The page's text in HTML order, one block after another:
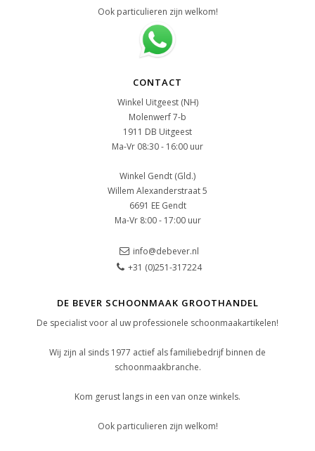
Ook particulieren zijn welkom!
CONTACT
Winkel Uitgeest (NH)
Molenwerf 7-b
1911 DB Uitgeest
Ma-Vr 08:30 - 16:00 uur
Winkel Gendt (Gld.)
Willem Alexanderstraat 5
6691 EE Gendt
Ma-Vr 8:00 - 17:00 uur
info@debever.nl
+31 (0)251-317224
DE BEVER SCHOONMAAK GROOTHANDEL
De specialist voor al uw professionele schoonmaakartikelen!
Wij zijn al sinds 1977 actief als familiebedrijf binnen de
schoonmaakbranche.
Kom gerust langs in een van onze winkels.
Ook particulieren zijn welkom!